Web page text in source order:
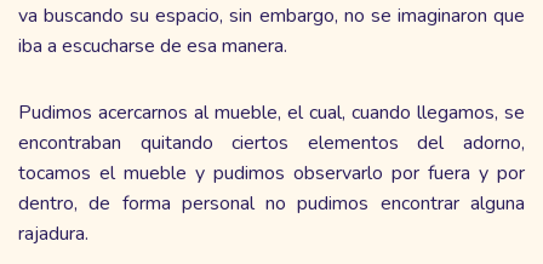
va buscando su espacio, sin embargo, no se imaginaron que
iba a escucharse de esa manera.
Pudimos acercarnos al mueble, el cual, cuando llegamos, se
encontraban quitando ciertos elementos del adorno,
tocamos el mueble y pudimos observarlo por fuera y por
dentro, de forma personal no pudimos encontrar alguna
rajadura.